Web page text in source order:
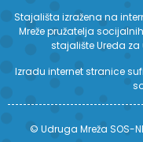
Stajališta izražena na
Mreže pružatelja
stajalište Ureda za
Izradu internet stranice
© Udruga Mreža SOS-